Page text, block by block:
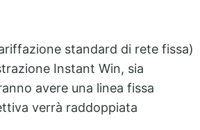
standard di rete fissa)
Instant Win, sia
avere una linea fissa
verrà raddoppiata